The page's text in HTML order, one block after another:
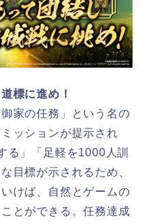
標に進め！
家の任務」という名の
ッションが提示され
る」「足軽を1000人訓
目標が示されるため、
けば、自然とゲームの
とができる。任務達成